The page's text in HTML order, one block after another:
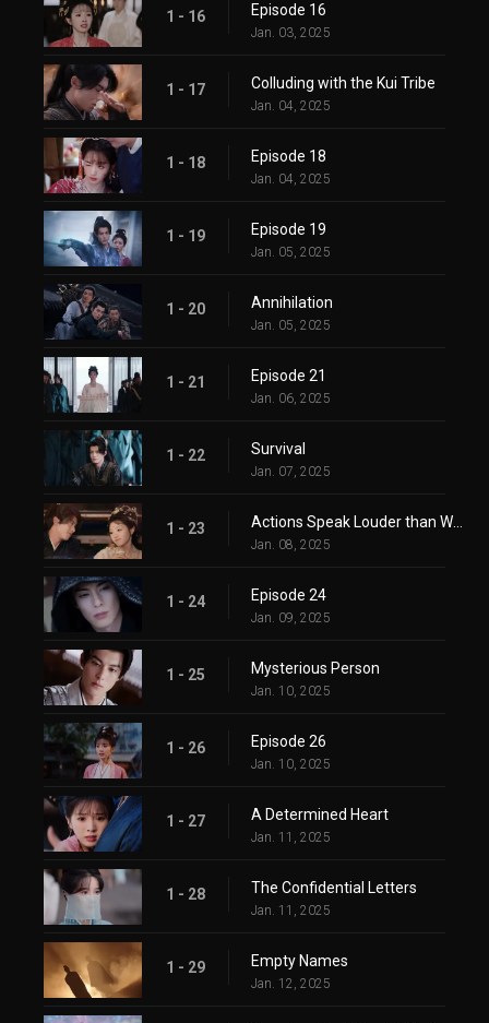
1 - 16 Episode 16
Jan. 03, 2025
1 - 17 Colluding with the Kui Tribe
Jan. 04, 2025
1 - 18 Episode 18
Jan. 04, 2025
1 - 19 Episode 19
Jan. 05, 2025
1 - 20 Annihilation
Jan. 05, 2025
1 - 21 Episode 21
Jan. 06, 2025
1 - 22 Survival
Jan. 07, 2025
1 - 23
Jan. 08, 2025
1 - 24 Episode 24
Jan. 09, 2025
1 - 25 Mysterious Person
Jan. 10, 2025
1 - 26 Episode 26
Jan. 10, 2025
1 - 27 A Determined Heart
Jan. 11, 2025
1 - 28 The Confidential Letters
Jan. 11, 2025
1 - 29 Empty Names
Jan. 12, 2025